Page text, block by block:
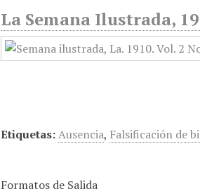
La Semana Ilustrada,
Etiquetas:Ausencia, Falsificación de
Formatos de Salida